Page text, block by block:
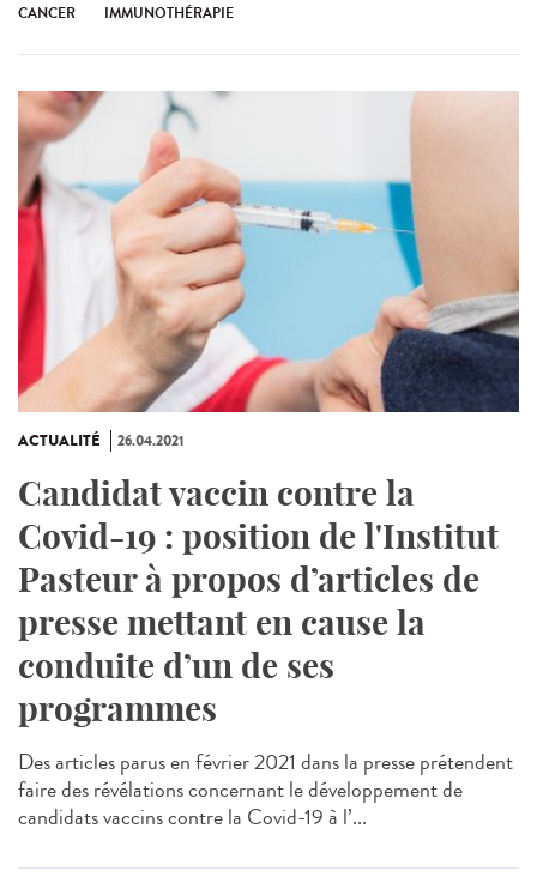
CANCER IMMUNOTHÉRAPIE
ACTUALITÉ 26.04.2021
Candidat vaccin contre la
Covid-19 : position de l'Institut
Pasteur à propos d’articles de
presse mettant en cause la
conduite d’un de ses
programmes
Des articles parus en février 2021 dans la presse prétendent
faire des révélations concernant le développement de
candidats vaccins contre la Covid-19 à l’...